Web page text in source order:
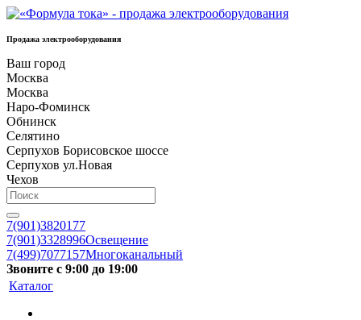
Продажа электрооборудования
Ваш город
Москва
Москва
Наро-Фоминск
Обнинск
Селятино
Серпухов Борисовское шоссе
Серпухов ул.Новая
Чехов
7(901)3820177
7(901)3328996Освещение
7(499)7077157Многоканальный
Звоните с 9:00 до 19:00
Каталог